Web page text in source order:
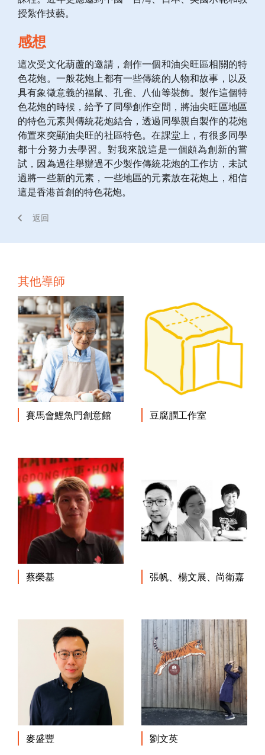
授紮作技藝。
感想
這次受文化葫蘆的邀請，創作一個和油尖旺區相關的特
色花炮。一般花炮上都有一些傳統的人物和故事，以及
具有象徵意義的福鼠、孔雀、八仙等裝飾。製作這個特
色花炮的時候，給予了同學創作空間，將油尖旺區地區
的特色元素與傳統花炮結合，透過同學親自製作的花炮
佈置來突顯油尖旺的社區特色。在課堂上，有很多同學
都十分努力去學習。對我來說這是一個頗為創新的嘗
試，因為過往舉辦過不少製作傳統花炮的工作坊，未試
過將一些新的元素，一些地區的元素放在花炮上，相信
這是香港首創的特色花炮。
返回
其他導師
賽馬會鯉魚門創意館 豆腐膶工作室
蔡榮基 張帆、楊文展、尚衛嘉
麥盛豐 劉文英